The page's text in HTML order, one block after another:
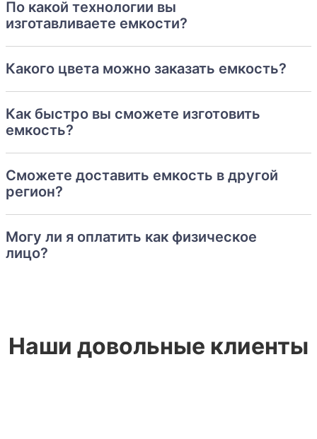
По какой технологии вы
изготавливаете емкости?
Какого цвета можно заказать емкость?
Как быстро вы сможете изготовить
емкость?
Сможете доставить емкость в другой
регион?
Могу ли я оплатить как физическое
лицо?
Наши довольные клиенты